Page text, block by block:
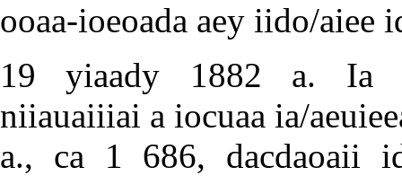
ooaa-ioeoada aey iido/aiee
19 yiaady 1882 a. Ia
niiauaiiiai a iocuaa ia/
a., ca 1 686, dacdaoaii